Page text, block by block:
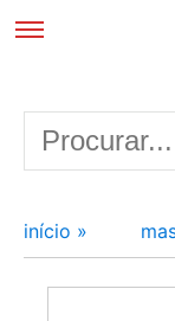
início »